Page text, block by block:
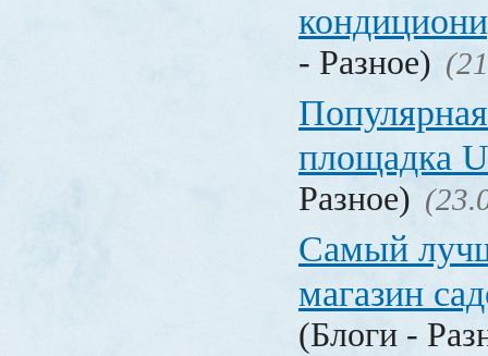
- Разное)
площадка
Разное)
Самый
магазин
(Блоги -